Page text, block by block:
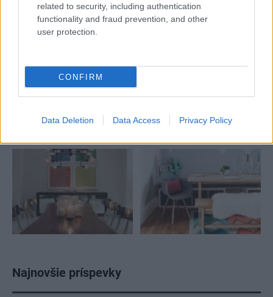
related to security, including authentication
functionality and fraud prevention, and other
user protection.
CONFIRM
Data Deletion Data Access Privacy Policy
Inšpirácie
Najnovšie príspevky